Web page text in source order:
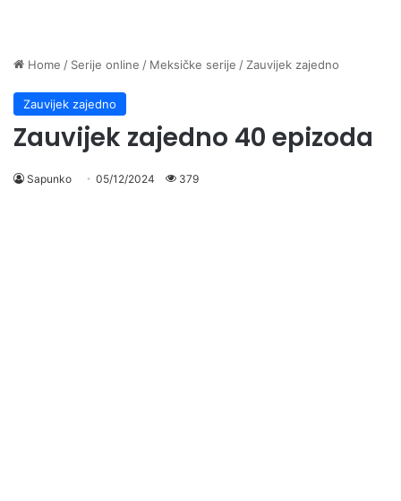
Home / Serije online / Meksičke serije / Zauvijek zajedno
Zauvijek zajedno
Zauvijek zajedno 40 epizoda
Sapunko 05/12/2024 379